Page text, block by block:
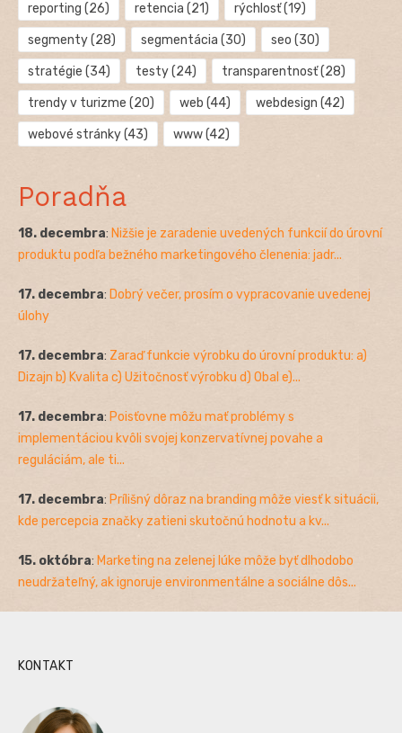
reporting (26) retencia (21) rýchlosť(19)
segmenty(28) segmentácia (30) seo (30)
stratégie (34) testy(24) transparentnosť(28)
trendy v turizme (20) web (44) webdesign (42)
webové stránky(43) www(42)
Poradňa
18. decembra: Nižšie je zaradenie uvedených funkcií do úrovní
produktu podľa bežného marketingového členenia: jadr...
17. decembra: Dobrý večer, prosím o vypracovanie uvedenej
úlohy
17. decembra: Zaraď funkcie výrobku do úrovní produktu: a)
Dizajn b) Kvalita c) Užitočnosť výrobku d) Obal e)...
17. decembra: Poisťovne môžu mať problémy s
implementáciou kvôli svojej konzervatívnej povahe a
reguláciám, ale ti...
17. decembra: Prílišný dôraz na branding môže viesť k situácii,
kde percepcia značky zatieni skutočnú hodnotu a kv...
15. októbra: Marketing na zelenej lúke môže byť dlhodobo
neudržateľný, ak ignoruje environmentálne a sociálne dôs...
KONTAKT